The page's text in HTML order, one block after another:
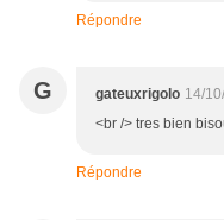
Répondre
G gateuxrigolo 14/
<br /> tres bien
Répondre